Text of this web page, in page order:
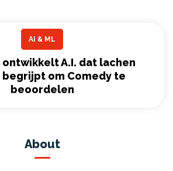
AI & ML
A.I. dat lachen
om Comedy te
beoordelen
About